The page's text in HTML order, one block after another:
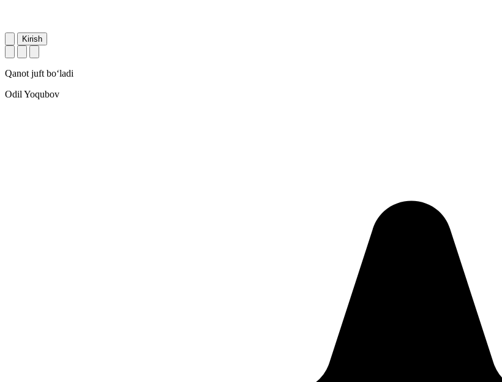
Kirish
Qanot juft bo‘ladi
Odil Yoqubov